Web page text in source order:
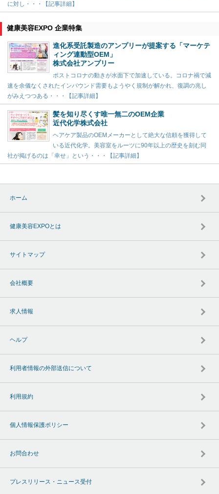
に対し・・・【記事詳細】
健康美容EXPO 企業特集
進化系受託製造のアンプリーが提案する「マーケテ
ィング連動型OEM」
株式会社アンプリー
ポストコロナの動きが水面下で加速している。コロナ禍で減
速を余儀なくされたインバウンド需要もようやく規制が解かれ、復調の兆し
がみえつつある・・・【記事詳細】
髪を知り尽くす唯一無二のOEM企業
近代化学株式会社
ヘアケア製品のOEMメーカーとして絶大な信頼を獲得して
いる近代化学。美容室をルーツに90年以上の歴史を刻む同
社が掲げるのは「幸せ」という・・・【記事詳細】
ホーム
健康美容EXPOとは
サイトマップ
会社概要
求人情報
ヘルプ
利用者情報の外部送信について
利用規約
個人情報保護ポリシー
お問合わせ
プレスリリース・ニュース受付